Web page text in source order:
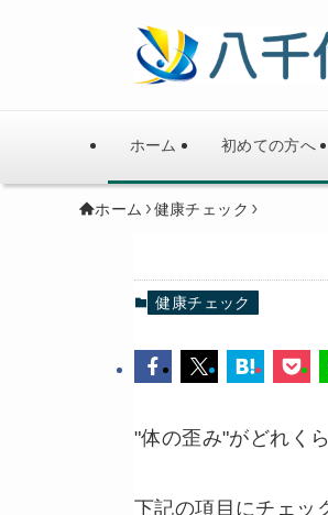
ホーム 初めての方へ
ホーム 健康チェック
健康チェック
"体の歪み"がどれく
下記の項目にチェッ